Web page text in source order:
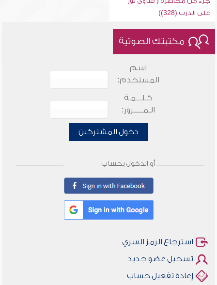
على الدرب (328))
مكتبتك الصوتية
اسم
المستخدم:
كـلـــمـة
الـمـــــرور:
دخول المشتركين
أو الدخول بحساب
استرجاع الرمز السري
تسجيل عضو جديد
إعادة تفعيل حساب